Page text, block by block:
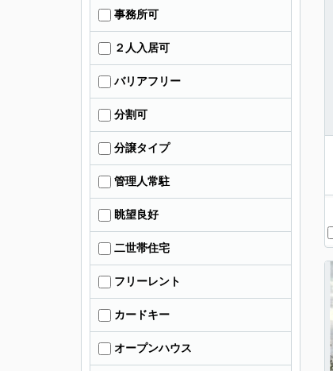
事務所可
２人入居可
バリアフリー
分割可
分譲タイプ
管理人常駐
眺望良好
二世帯住宅
フリーレント
カードキー
オープンハウス